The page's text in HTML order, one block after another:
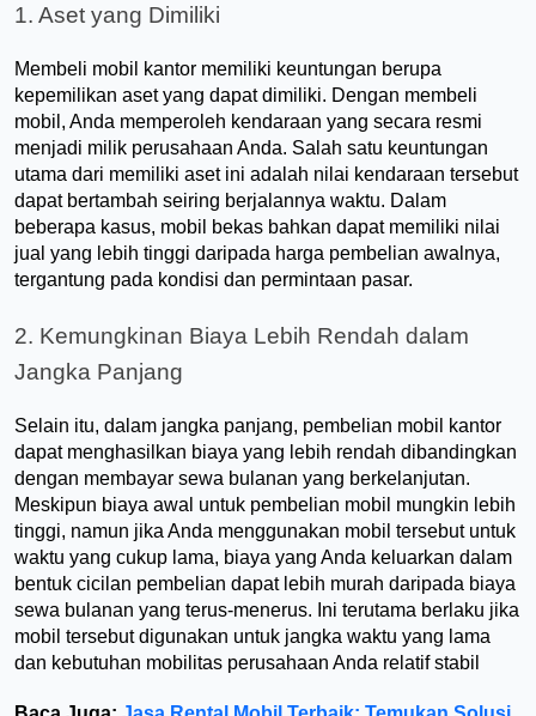
1. Aset yang Dimiliki
Membeli mobil kantor memiliki keuntungan berupa
kepemilikan aset yang dapat dimiliki. Dengan membeli
mobil, Anda memperoleh kendaraan yang secara resmi
menjadi milik perusahaan Anda. Salah satu keuntungan
utama dari memiliki aset ini adalah nilai kendaraan tersebut
dapat bertambah seiring berjalannya waktu. Dalam
beberapa kasus, mobil bekas bahkan dapat memiliki nilai
jual yang lebih tinggi daripada harga pembelian awalnya,
tergantung pada kondisi dan permintaan pasar.
2. Kemungkinan Biaya Lebih Rendah dalam
Jangka Panjang
Selain itu, dalam jangka panjang, pembelian mobil kantor
dapat menghasilkan biaya yang lebih rendah dibandingkan
dengan membayar sewa bulanan yang berkelanjutan.
Meskipun biaya awal untuk pembelian mobil mungkin lebih
tinggi, namun jika Anda menggunakan mobil tersebut untuk
waktu yang cukup lama, biaya yang Anda keluarkan dalam
bentuk cicilan pembelian dapat lebih murah daripada biaya
sewa bulanan yang terus-menerus. Ini terutama berlaku jika
mobil tersebut digunakan untuk jangka waktu yang lama
dan kebutuhan mobilitas perusahaan Anda relatif stabil